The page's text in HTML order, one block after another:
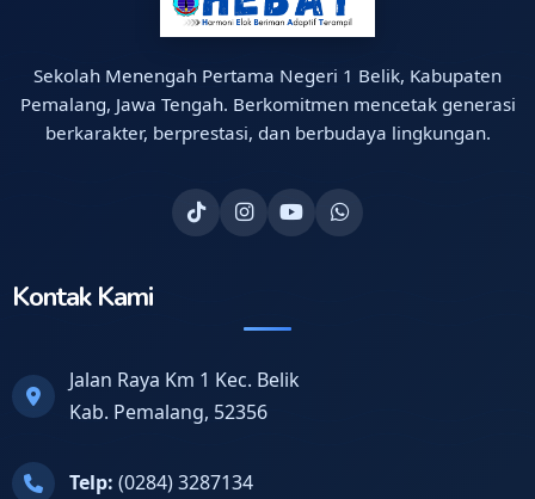
Sekolah Menengah Pertama Negeri 1 Belik, Kabupaten
Pemalang, Jawa Tengah. Berkomitmen mencetak generasi
berkarakter, berprestasi, dan berbudaya lingkungan.
Kontak Kami
Jalan Raya Km 1 Kec. Belik
Kab. Pemalang, 52356
Telp: (0284) 3287134